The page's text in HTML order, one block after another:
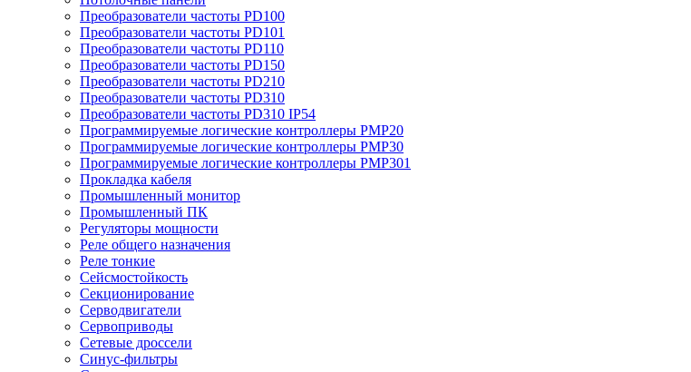
Преобразователи частоты PD100
Преобразователи частоты PD101
Преобразователи частоты PD110
Преобразователи частоты PD150
Преобразователи частоты PD210
Преобразователи частоты PD310
Преобразователи частоты PD310 IP54
Программируемые логические контроллеры PMP20
Программируемые логические контроллеры PMP30
Программируемые логические контроллеры PMP301
Прокладка кабеля
Промышленный монитор
Промышленный ПК
Регуляторы мощности
Реле общего назначения
Реле тонкие
Сейсмостойкость
Секционирование
Серводвигатели
Сервоприводы
Сетевые дроссели
Синус-фильтры